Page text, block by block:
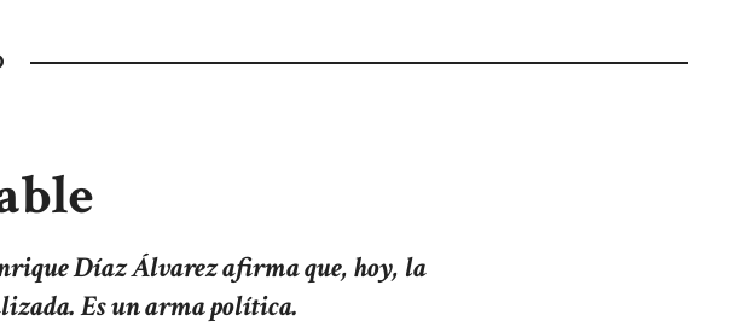
Díaz Álvarez afirma que, hoy, la
Es un arma política.